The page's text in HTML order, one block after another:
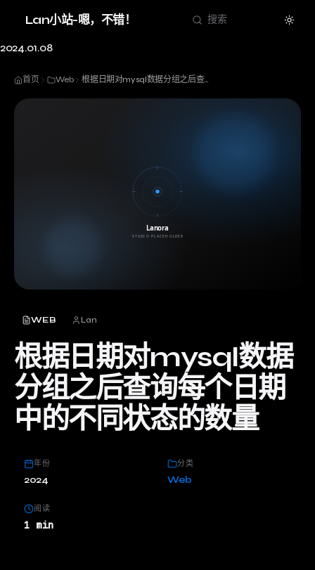
Lan小站-嗯，不错！ 搜索
Theme
2024.01.08
首页 Web 根据日期对mysql数据分组之后查询每个日期中的不同状态的数量
WEB Lan
根据日期对mysql数据
分组之后查询每个日期
中的不同状态的数量
年份
2024
分类
Web
阅读
1 min